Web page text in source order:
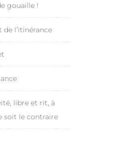
Montculq – Parry
Compostelle – Étape 18 –
Parry – Moissac
Compostelle – Étape 19 –
Compostelle – Étape 20 –
Flamarens – Le Romieu
gouaille !
de l’itinérance
libre et rit, à
soit le contraire